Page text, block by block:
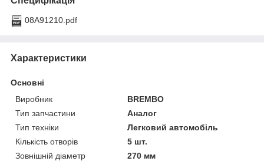
08A91210.pdf
Характеристики
Основні
Виробник
BREMBO
Тип запчастини
Аналог
Тип техніки
Легковий автомобіль
Кількість отворів
5 шт.
Зовнішній діаметр
270 мм